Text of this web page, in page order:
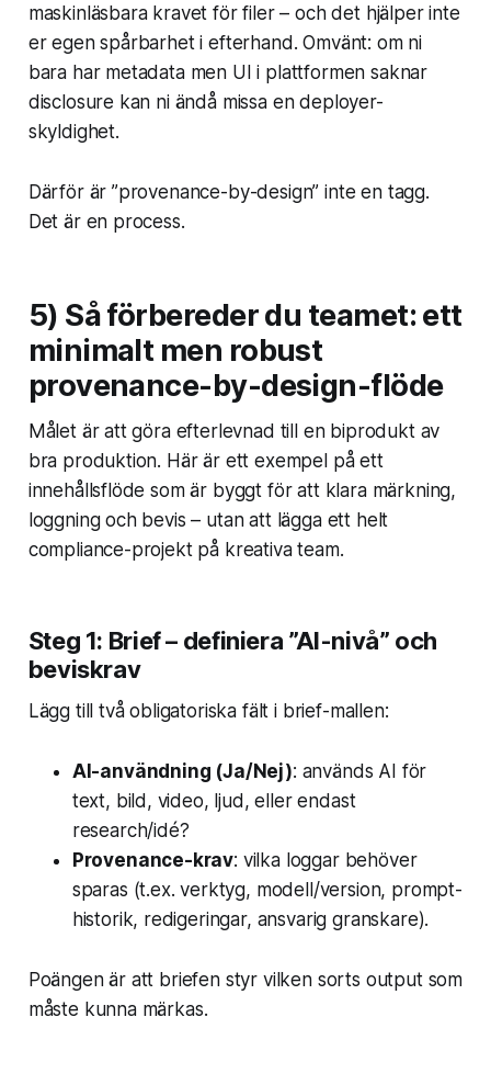
maskinläsbara kravet för filer – och det hjälper inte
er egen spårbarhet i efterhand. Omvänt: om ni
bara har metadata men UI i plattformen saknar
disclosure kan ni ändå missa en deployer-
skyldighet.
Därför är ”provenance-by-design” inte en tagg.
Det är en process.
5) Så förbereder du teamet: ett
minimalt men robust
provenance-by-design-flöde
Målet är att göra efterlevnad till en biprodukt av
bra produktion. Här är ett exempel på ett
innehållsflöde som är byggt för att klara märkning,
loggning och bevis – utan att lägga ett helt
compliance-projekt på kreativa team.
Steg 1: Brief – definiera ”AI-nivå” och
beviskrav
Lägg till två obligatoriska fält i brief-mallen:
AI-användning (Ja/Nej): används AI för
text, bild, video, ljud, eller endast
research/idé?
Provenance-krav: vilka loggar behöver
sparas (t.ex. verktyg, modell/version, prompt-
historik, redigeringar, ansvarig granskare).
Poängen är att briefen styr vilken sorts outputsom
måste kunna märkas.